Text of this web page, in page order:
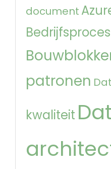
document
Bedrijfsproces
patronen
kwaliteit